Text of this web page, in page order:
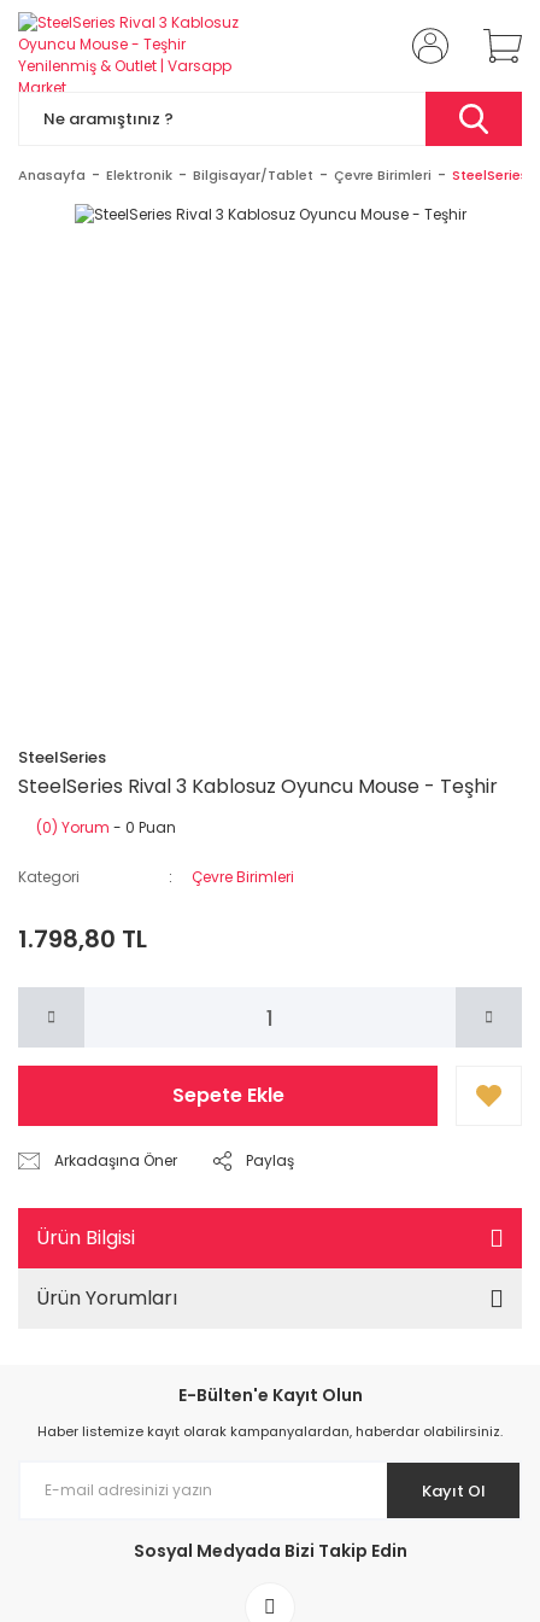
Anasayfa Elektronik Bilgisayar/Tablet Çevre Birimleri SteelSeries
SteelSeries
SteelSeries Rival 3 Kablosuz Oyuncu Mouse - Teşhir
(0) Yorum - 0 Puan
Kategori Çevre Birimleri
1.798,80 TL
Sepete Ekle
Arkadaşına Öner Paylaş
Ürün Bilgisi
Ürün Yorumları
E-Bülten'e Kayıt Olun
Haber listemize kayıt olarak kampanyalardan, haberdar olabilirsiniz.
Kayıt Ol
Sosyal Medyada Bizi Takip Edin